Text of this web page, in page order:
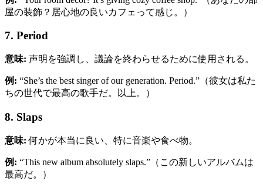
屋の装飾？居心地の良いカフェって感じ。）
7. Period
意味: 声明を強調し、議論を終わらせるために使用される。
例: “She’s the best singer of our generation. Period.”（彼女は私た
ちの世代で最高の歌手だ。以上。）
8. Slaps
意味: 何かが本当に良い、特に音楽や食べ物。
例: “This new album absolutely slaps.”（この新しいアルバムは
最高だ。）